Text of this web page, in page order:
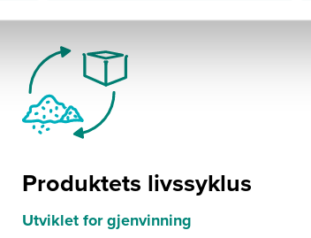
Produktets livssyklus
Utviklet for gjenvinning